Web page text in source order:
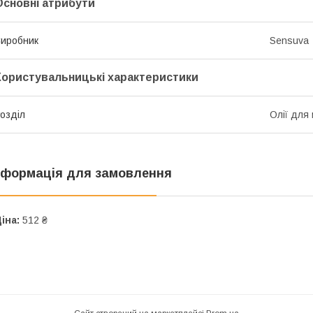
атрибути
Sensuva
характеристики
Олії для
для замовлення
512 ₴